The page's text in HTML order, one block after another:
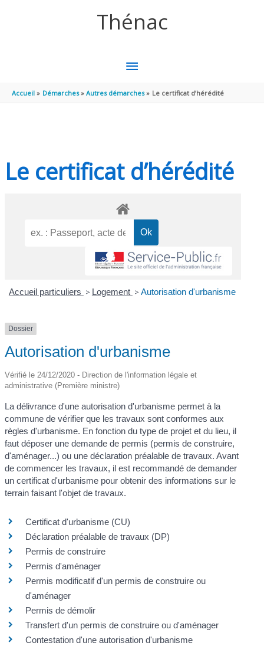
Thénac
MENU
PRINCIPAL
Accueil Démarches Autres démarches Le certificat d’hérédité
Le certificat d’hérédité
Accueil particuliers > Logement > Autorisation d'urbanisme
Dossier
Autorisation d'urbanisme
Vérifié le 24/12/2020 - Direction de l'information légale et
administrative (Première ministre)
La délivrance d'une autorisation d'urbanisme permet à la
commune de vérifier que les travaux sont conformes aux
règles d'urbanisme. En fonction du type de projet et du lieu, il
faut déposer une demande de permis (permis de construire,
d'aménager...) ou une déclaration préalable de travaux. Avant
de commencer les travaux, il est recommandé de demander
un certificat d'urbanisme pour obtenir des informations sur le
terrain faisant l'objet de travaux.
Certificat d'urbanisme (CU)
Déclaration préalable de travaux (DP)
Permis de construire
Permis d'aménager
Permis modificatif d'un permis de construire ou
d'aménager
Permis de démolir
Transfert d'un permis de construire ou d'aménager
Contestation d'une autorisation d'urbanisme